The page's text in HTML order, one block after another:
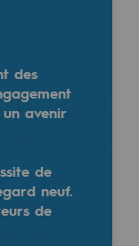
gaz
de 4% de la
des
avenir
de
neuf.
de